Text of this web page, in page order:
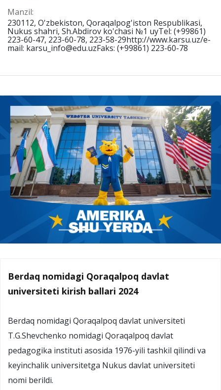
Manzil:
230112, O'zbekiston, Qoraqalpog'iston Respublikasi,
Nukus shahri, Sh.Abdirov ko'chasi №1 uyTel: (+99861)
223-60-47, 223-60-78, 223-58-29http://www.karsu.uz/e-
mail: karsu_info@edu.uzFaks: (+99861) 223-60-78
Berdaq nomidagi Qoraqalpoq davlat
universiteti kirish ballari 2024
Berdaq nomidagi Qoraqalpoq davlat universiteti
T.G.Shevchenko nomidagi Qoraqalpoq davlat
pedagogika instituti asosida 1976-yili tashkil qilindi va
keyinchalik universitetga Nukus davlat universiteti
nomi berildi.